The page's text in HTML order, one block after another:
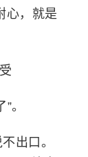
心，就是
。
出口。